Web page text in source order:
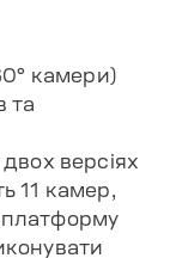
камери)
та
версіях
11 камер,
платформу